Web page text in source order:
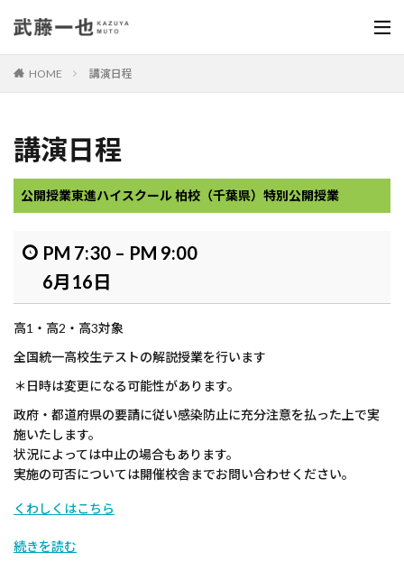
HOME 講演日程
講演日程
公開授業東進ハイスクール 柏校（千葉県）特別公開授業
PM 7:30 – PM 9:00
6月16日
高1・高2・高3対象
全国統一高校生テストの解説授業を行います
＊日時は変更になる可能性があります。
政府・都道府県の要請に従い感染防止に充分注意を払った上で実
施いたします。
状況によっては中止の場合もあります。
実施の可否については開催校舎までお問い合わせください。
くわしくはこちら
続きを読む